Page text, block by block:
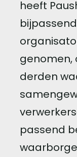
heeft
genomen,
derden
passend